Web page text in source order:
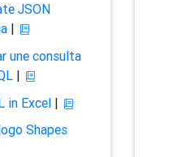
JSON
|
une consulta
|
in Excel|
Shapes